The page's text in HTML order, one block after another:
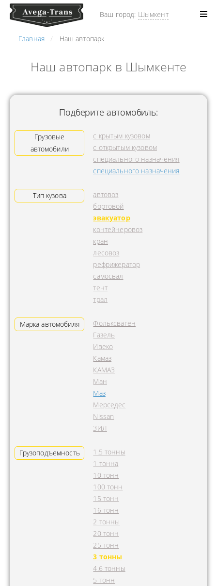
Ваш город: Шымкент
Главная Наш автопарк
Наш автопарк в Шымкенте
Подберите автомобиль:
Грузовые
автомобили
с крытым кузовом
с открытым кузовом
специального назначения
специального назначения
Тип кузова
автовоз
бортовой
эвакуатор
контейнеровоз
кран
лесовоз
рефрижератор
самосвал
тент
трал
Марка автомобиля
Фольксваген
Газель
Ивеко
Камаз
КАМАЗ
Ман
Маз
Мерседес
Nissan
ЗИЛ
Грузоподъемность
1.5 тонны
1 тонна
10 тонн
100 тонн
15 тонн
16 тонн
2 тонны
20 тонн
25 тонн
3 тонны
4.6 тонны
5 тонн